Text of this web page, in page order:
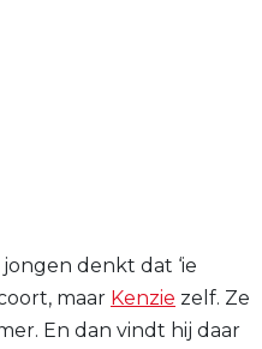
denkt dat ‘ie
maar Kenzie zelf. Ze
En dan vindt hij daar